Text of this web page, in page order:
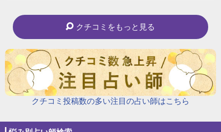
クチコミをもっと見る
クチコミ投稿数の多い注目の占い師はこちら